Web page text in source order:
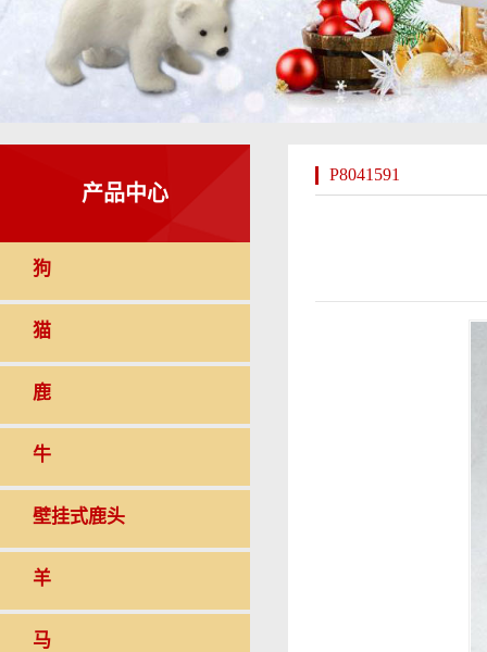
产品中心
狗
猫
鹿
牛
壁挂式鹿头
羊
马
P8041591